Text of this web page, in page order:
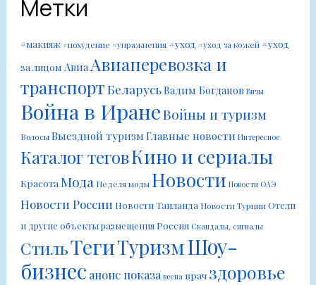
Метки
#макияж #похудение #упражнения #уход #уход за кожей #уход
за лицом Авиа Авиаперевозка и
транспортБеларусьВадим Богданов Визы
Война в ИранеВойны и туризм
ВолосыВыездной туризмГлавные новости Интересное
Каталог теговКино и сериалы
Красота Мода Неделя моды Новости Новости ОАЭ
Новости России Новости Таиланда Новости ТурцииОтели
и другие объекты размещенияРоссия Скандалы, сигналы
СтильТегиТуризмШоу-
бизнес анонс показа весна врач здоровье